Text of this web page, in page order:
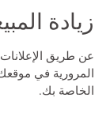
زيادة
عن طريق الإعلانات
المرورية في
الخاصة بك.